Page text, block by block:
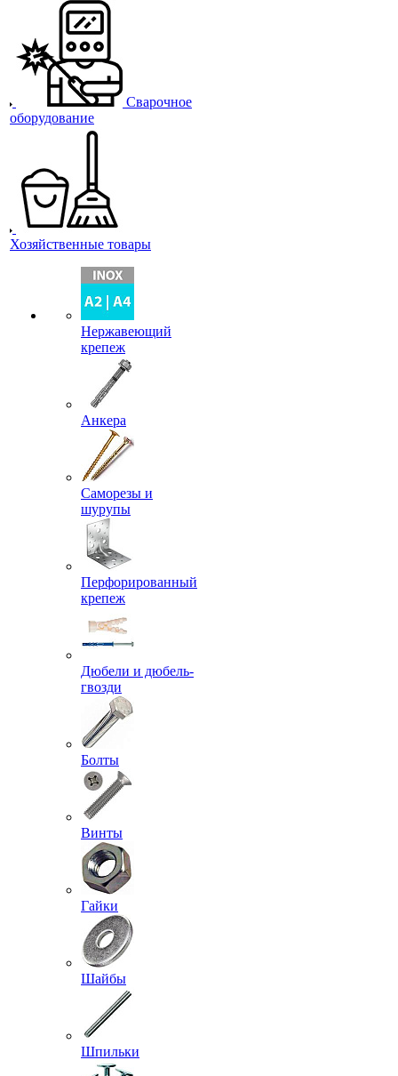
Сварочное
оборудование
Хозяйственные товары
Нержавеющий
крепеж
Анкера
Саморезы и
шурупы
Перфорированный
крепеж
Дюбели и дюбель-
гвозди
Болты
Винты
Гайки
Шайбы
Шпильки